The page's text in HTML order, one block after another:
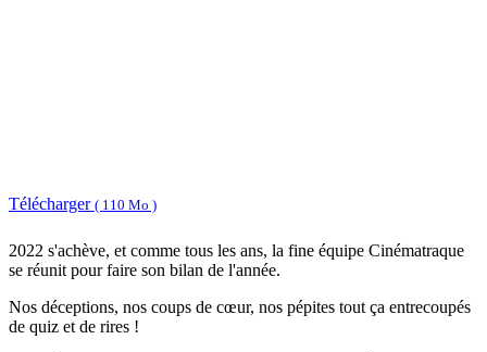
Télécharger ( 110 Mo )
2022 s'achève, et comme tous les ans, la fine équipe Cinématraque
se réunit pour faire son bilan de l'année.
Nos déceptions, nos coups de cœur, nos pépites tout ça entrecoupés
de quiz et de rires !